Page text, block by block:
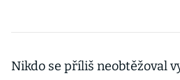
Nikdo se příliš neobtěžoval